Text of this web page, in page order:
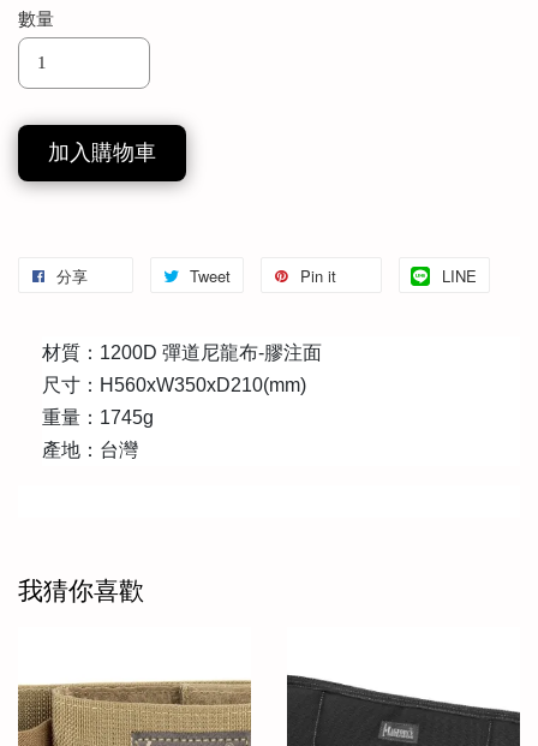
數量
加入購物車
分享 Tweet Pin it LINE
材質：1200D 彈道尼龍布-膠注面
尺寸：H560xW350xD210(mm)
重量：1745g
產地：台灣
我猜你喜歡